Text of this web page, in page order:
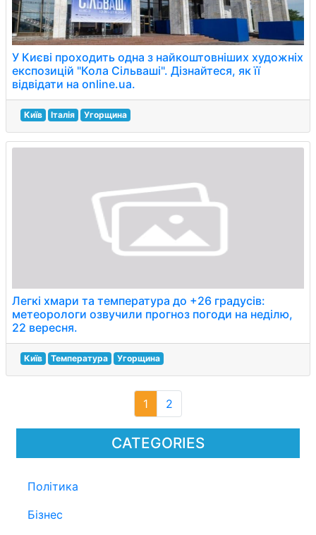
CATEGORIES
Політика
Бізнес
У Києві проходить одна з найкоштовніших художніх
експозицій "Кола Сільваші". Дізнайтеся, як її
відвідати на online.ua.
Київ Італія Угорщина
Легкі хмари та температура до +26 градусів:
метеорологи озвучили прогноз погоди на неділю,
22 вересня.
Київ Температура Угорщина
1 2